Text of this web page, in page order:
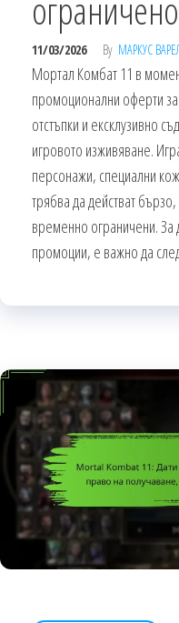
11/03/2026 By МАРКУС
Мортал Комбат 11 в
промоционални оферти
отстъпки и ексклузивно
игровото изживяване.
персонажи, специални
трябва да действат
временно ограничени. За
промоции, е важно да